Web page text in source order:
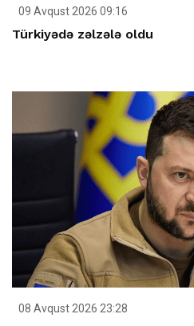
09 Avqust 2026 09:16
Türkiyədə zəlzələ oldu
08 Avqust 2026 23:28